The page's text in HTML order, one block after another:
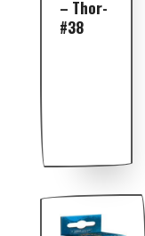
– Thor-
#38